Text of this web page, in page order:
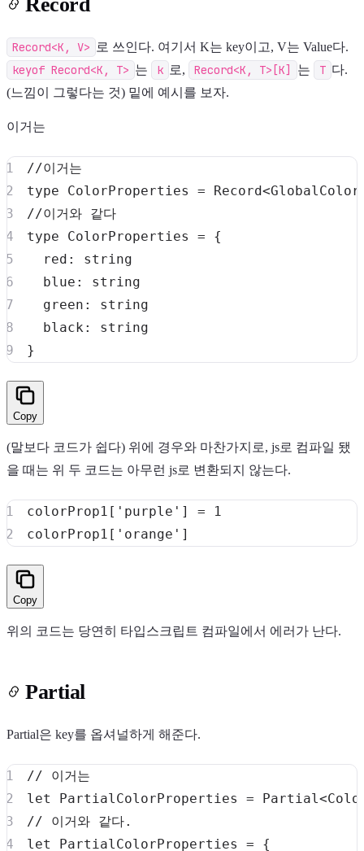
Record<K, V> 로 쓰인다. 여기서 K는 key이고, V는 Value다.
keyof Record<K, T> 는 k 로, Record<K, T>[K] 는 T 다.
(느낌이 그렇다는 것) 밑에 예시를 보자.
이거는
//이거는
type
ColorProperties = Record<
//이거와 같다
type
ColorProperties =
{
  red
:
string
  blue
:
string
  green
:
string
  black
:
string
}
Copy
(말보다 코드가 쉽다) 위에 경우와 마찬가지로, js로 컴파일 됐
을 때는 위 두 코드는 아무런 js로 변환되지 않는다.
colorProp1 [ 'purple' ] =
1
colorProp1 [ 'orange' ]
Copy
위의 코드는 당연히 타입스크립트 컴파일에서 에러가 난다.
Partial
Partial은 key를 옵셔널하게 해준다.
// 이거는
let
PartialColorProperties = Partial<
// 이거와 같다.
let
PartialColorProperties =
{